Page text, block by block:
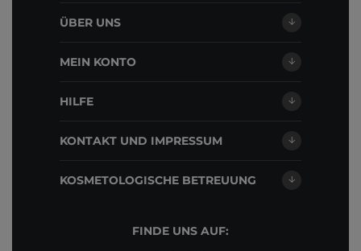
ÜBER UNS
MEIN KONTO
HILFE
KONTAKT UND IMPRESSUM
KOSMETOLOGISCHE BETREUUNG
FINDE UNS AUF: